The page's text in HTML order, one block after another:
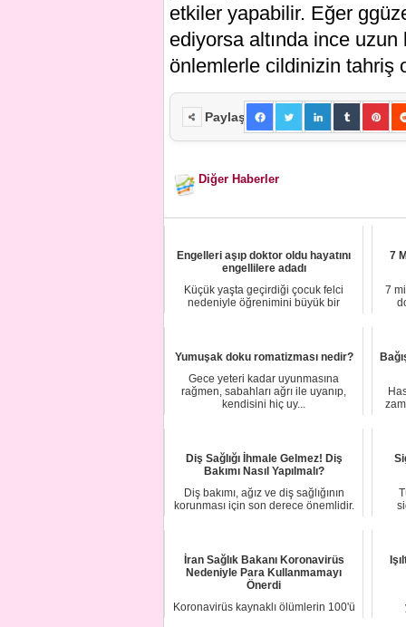
etkiler yapabilir. Eğer
ediyorsa altında ince
önlemlerle cildinizin tahriş
Paylaş
Diğer Haberler
Engelleri aşıp doktor oldu hayatını
engellilere adadı
Küçük yaşta geçirdiği çocuk felci
nedeniyle öğrenimini büyük bir
7
7
Yumuşak doku romatizması nedir?
Gece yeteri kadar uyunmasına
rağmen, sabahları ağrı ile uyanıp,
kendisini hiç uy...
Diş Sağlığı İhmale Gelmez! Diş
Bakımı Nasıl Yapılmalı?
Diş bakımı, ağız ve diş sağlığının
korunması için son derece önemlidir.
İran Sağlık Bakanı Koronavirüs
Nedeniyle Para Kullanmamayı
Önerdi
Koronavirüs kaynaklı ölümlerin 100'ü